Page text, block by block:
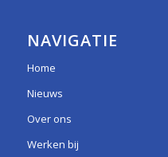
NAVIGATIE
Home
Nieuws
Over ons
Werken bij